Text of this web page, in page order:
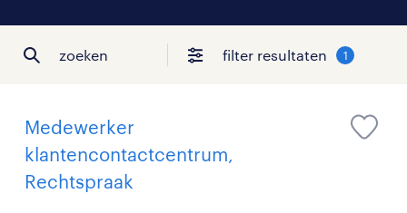
zoeken filter resultaten 1
Medewerker
klantencontactcentrum,
Rechtspraak